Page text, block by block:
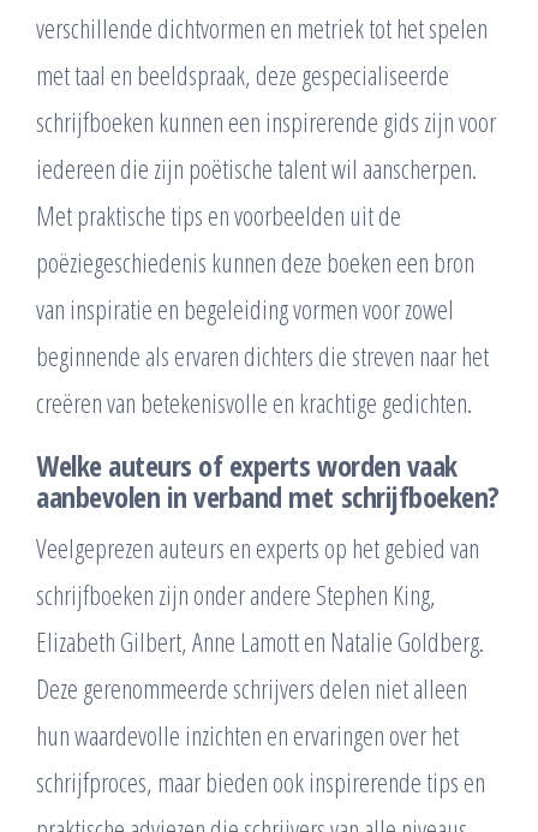
verschillende dichtvormen en metriek tot het spelen
met taal en beeldspraak, deze gespecialiseerde
schrijfboeken kunnen een inspirerende gids zijn voor
iedereen die zijn poëtische talent wil aanscherpen.
Met praktische tips en voorbeelden uit de
poëziegeschiedenis kunnen deze boeken een bron
van inspiratie en begeleiding vormen voor zowel
beginnende als ervaren dichters die streven naar het
creëren van betekenisvolle en krachtige gedichten.
Welke auteurs of experts worden vaak
aanbevolen in verband met schrijfboeken?
Veelgeprezen auteurs en experts op het gebied van
schrijfboeken zijn onder andere Stephen King,
Elizabeth Gilbert, Anne Lamott en Natalie Goldberg.
Deze gerenommeerde schrijvers delen niet alleen
hun waardevolle inzichten en ervaringen over het
schrijfproces, maar bieden ook inspirerende tips en